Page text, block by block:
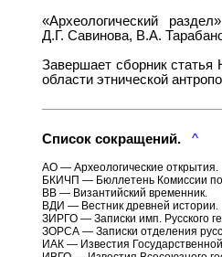
«Археологический
Д.Г. Савинова, В.А.
Завершает сборник статья
области этнической
Список сокращений. ^
АО — Археологические открытия.
БКИЧП — Бюллетень Комиссии по
ВВ — Византийский временник.
ВДИ — Вестник древней истории.
ЗИРГО — Записки имп. Русского
ЗОРСА — Записки отделения
ИАК — Известия